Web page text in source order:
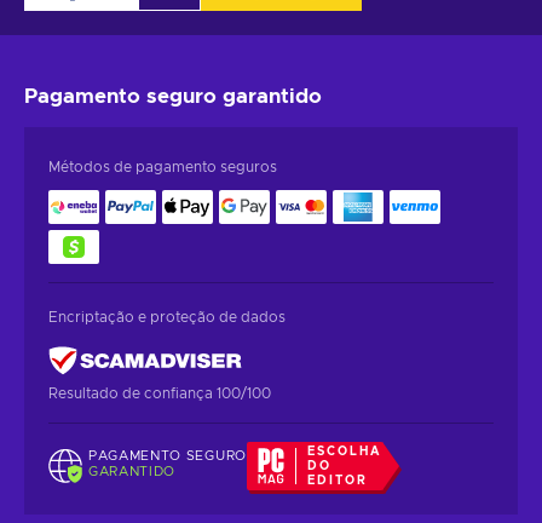
Pagamento seguro garantido
Métodos de pagamento seguros
Encriptação e proteção de dados
Resultado de confiança 100/100
PAGAMENTO SEGURO
GARANTIDO
ESCOLHA
DO
EDITOR